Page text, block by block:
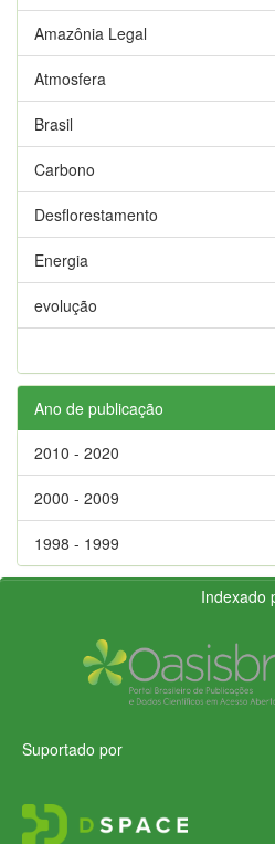
Amazônia Legal
Atmosfera
Brasil
Carbono
Desflorestamento
Energia
evolução
Ano de publicação
2010 - 2020
2000 - 2009
1998 - 1999
Indexado
Suportado por